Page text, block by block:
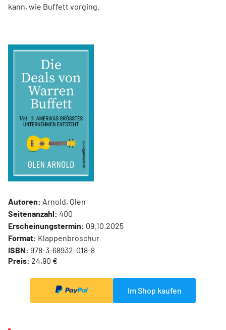
kann, wie Buffett vorging.
Autoren: Arnold, Glen
Seitenanzahl: 400
Erscheinungstermin: 09.10.2025
Format: Klappenbroschur
ISBN: 978-3-68932-018-8
Preis: 24,90 €
Im Shop kaufen